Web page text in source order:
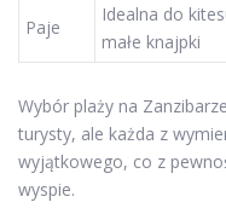
Paje
Idealna do
małe knajpki
Wybór plaży na
turysty, ale każda z
wyjątkowego, co z
wyspie.